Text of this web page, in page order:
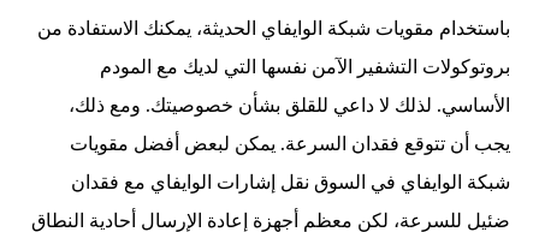
باستخدام مقويات شبكة الوايفاي الحديثة، يمكنك الاستفادة من
بروتوكولات التشفير الآمن نفسها التي لديك مع المودم
الأساسي. لذلك لا داعي للقلق بشأن خصوصيتك. ومع ذلك،
يجب أن تتوقع فقدان السرعة. يمكن لبعض أفضل مقويات
شبكة الوايفاي في السوق نقل إشارات الوايفاي مع فقدان
ضئيل للسرعة، لكن معظم أجهزة إعادة الإرسال أحادية النطاق